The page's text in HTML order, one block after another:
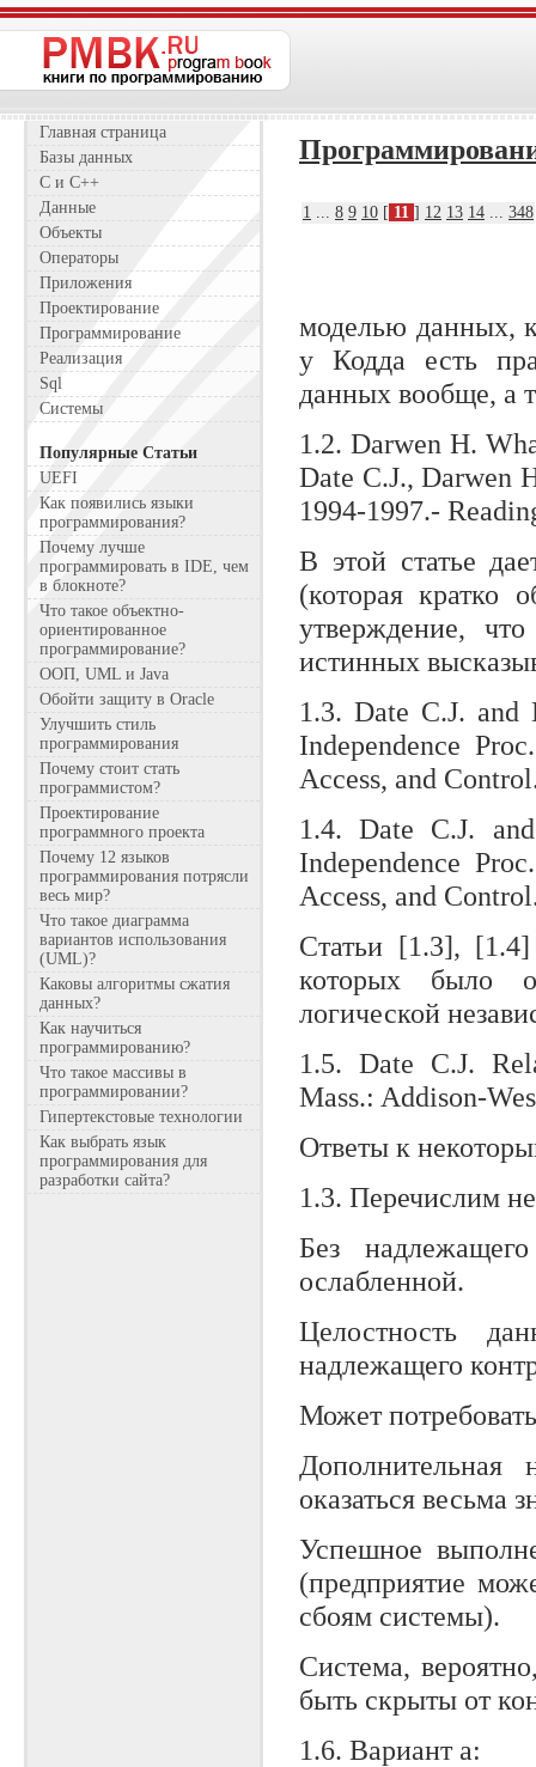
Главная страница
Базы данных
C и C++
Данные
Объекты
Операторы
Приложения
Проектирование
Программирование
Реализация
Sql
Системы
Популярные Статьи
UEFI
Как появились языки
программирования?
Почему лучше
программировать в IDE, чем
в блокноте?
Что такое объектно-
ориентированное
программирование?
ООП, UML и Java
Обойти защиту в Oracle
Улучшить стиль
программирования
Почему стоит стать
программистом?
Проектирование
программного проекта
Почему 12 языков
программирования потрясли
весь мир?
Что такое диаграмма
вариантов использования
(UML)?
Каковы алгоритмы сжатия
данных?
Как научиться
программированию?
Что такое массивы в
программировании?
Гипертекстовые технологии
Как выбрать язык
программирования для
разработки сайта?
1 ... 8 9 10 [ 11 ] 12 13 14 ... 348
моделью данных,
у Кодда есть
данных вообще, а
1.2. Darwen Н.
Date C.J., Darwen
1994-1997.-
В этой статье
(которая кратко
утверждение,
истинных
1.3. Date C.J. and
Independence
Access, and
1.4. Date C.J.
Independence
Access, and
Статьи [1.3],
которых было
логической
1.5. Date C.J.
Mass.: Addison-
Ответы к
1.3. Перечислим
Без
ослабленной.
Целостность
надлежащего
Может
Дополнительная
оказаться весьма
Успешное
(предприятие
сбоям системы).
Система,
быть скрыты от
1.6. Вариант а: